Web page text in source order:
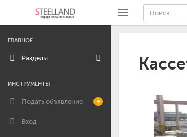
ГЛАВНОЕ
Разделы
ИНСТРУМЕНТЫ
+
Подать объявление
Вход